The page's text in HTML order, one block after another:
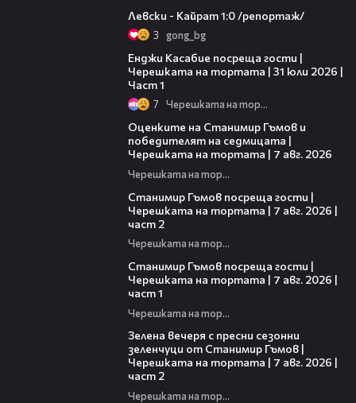
Левски - Кайрат 1:0 /репортаж/
3 gong_bg
Енджи Касабие посреща гости |
Черешката на тортата | 31 юли 2026 |
Част 1
7 Черешката на тортата
Оценките на Станимир Гъмов и
победителят на седмицата |
Черешката на тортата | 7 авг. 2026
Черешката на тортата
Станимир Гъмов посреща гости |
Черешката на тортата | 7 авг. 2026 |
част 2
Черешката на тортата
Станимир Гъмов посреща гости |
Черешката на тортата | 7 авг. 2026 |
част 1
Черешката на тортата
Зелена вечеря с пресни сезонни
зеленчуци от Станимир Гъмов |
Черешката на тортата | 7 авг. 2026 |
част 2
Черешката на тортата